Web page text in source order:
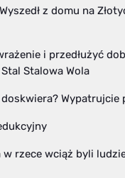
z domu na
i przedłużyć
Stalowa Wola
Wypatrujcie
w rzece wciąż byli